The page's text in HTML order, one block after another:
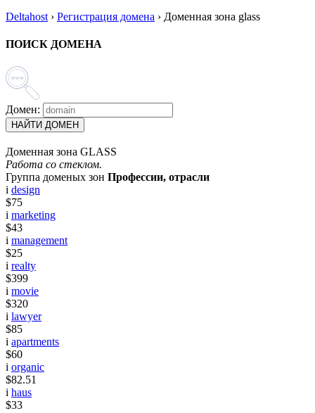
Deltahost › Регистрация домена › Доменная зона glass
ПОИСК ДОМЕНА
Домен:
НАЙТИ ДОМЕН
Доменная зона GLASS
Работа со стеклом.
Группа доменых зон Профессии, отрасли
i design
$75
i marketing
$43
i management
$25
i realty
$399
i movie
$320
i lawyer
$85
i apartments
$60
i organic
$82.51
i haus
$33